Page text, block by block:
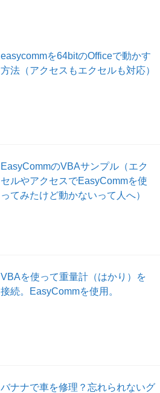
easycommを64bitのOfficeで動かす
方法（アクセスもエクセルも対応）
EasyCommのVBAサンプル（エク
セルやアクセスでEasyCommを使
ってみたけど動かないって人へ）
VBAを使って重量計（はかり）を
接続。EasyCommを使用。
バナナで車を修理？忘れられないグ